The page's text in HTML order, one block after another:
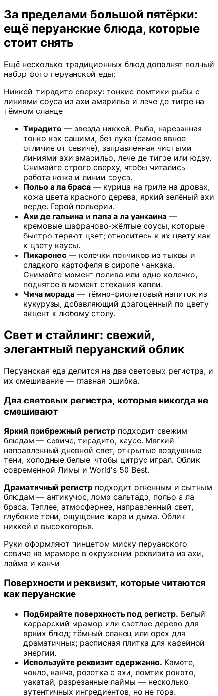
За пределами большой пятёрки:
ещё перуанские блюда, которые
стоит снять
Ещё несколько традиционных блюд дополнят полный
набор фото перуанской еды:
Никкей-тирадито сверху: тонкие ломтики рыбы с
линиями соуса из ахи амарильо и лече де тигре на
тёмном сланце
Тирадито — звезда никкей. Рыба, нарезанная
тонко как сашими, без лука (самое явное
отличие от севиче), заправленная чистыми
линиями ахи амарильо, лече де тигре или юдзу.
Снимайте строго сверху, чтобы читались
работа ножа и линии соуса.
Польо а ла браса — курица на гриле на дровах,
кожа цвета красного дерева, яркий зелёный ахи
верде. Герой польерии.
Ахи де гальина и папа а ла уанкаина —
кремовые шафраново-жёлтые соусы, которые
быстро теряют цвет; относитесь к их цвету как
к цвету каусы.
Пикаронес — колечки пончиков из тыквы и
сладкого картофеля в сиропе чанкака.
Снимайте момент полива или одно колечко,
поднятое в момент стекания капли.
Чича морада — тёмно-фиолетовый напиток из
кукурузы, добавляющий драгоценный по цвету
акцент к любому столу.
Свет и стайлинг: свежий,
элегантный перуанский облик
Перуанская еда делится на два световых регистра, и
их смешивание — главная ошибка.
Два световых регистра, которые никогда не
смешивают
Яркий прибрежный регистр подходит свежим
блюдам — севиче, тирадито, каусе. Мягкий
направленный дневной свет, открытые воздушные
тени, холодные белые, чтобы цитрус играл. Облик
современной Лимы и World's 50 Best.
Драматичный регистр подходит огненным и сытным
блюдам — антикучос, ломо сальтадо, польо а ла
браса. Теплее, атмосфернее, направленный свет,
глубокие тени, ощущение жара и дыма. Облик
никкей и высокогорья.
Руки оформляют пинцетом миску перуанского
севиче на мраморе в окружении реквизита из ахи,
лайма и канчи
Поверхности и реквизит, которые читаются
как перуанские
Подбирайте поверхность под регистр. Белый
каррарский мрамор или светлое дерево для
ярких блюд; тёмный сланец или орех для
драматичных; расписная плитка для кафейной
энергии.
Используйте реквизит сдержанно. Камоте,
чокло, канча, розетка с ахи, ломтик рокото,
уакатай, разрезанные лаймы — несколько
аутентичных ингредиентов, но не гора.